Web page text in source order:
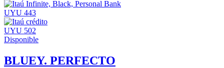
UYU 443
UYU 502
Disponible
BLUEY. PERFECTO